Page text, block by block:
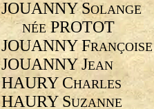
JOUANNY SOLANGE
NÉEPROTOT
JOUANNY FRANÇOISE
JOUANNY JEAN
HAURY CHARLES
HAURY SUZANNE